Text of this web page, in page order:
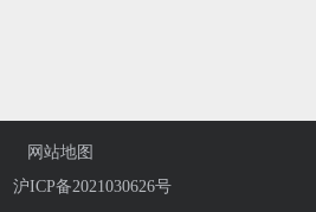
网站地图
沪ICP备2021030626号